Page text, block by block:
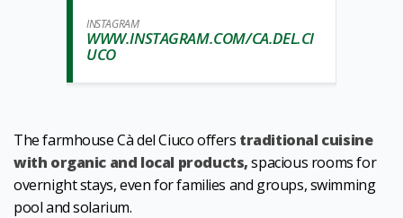
INSTAGRAM
WWW.INSTAGRAM.COM/CA.DEL.CI
UCO
The farmhouse Cà del Ciuco offers traditional cuisine
with organic and local products,spacious rooms for
overnight stays, even for families and groups, swimming
pool and solarium.